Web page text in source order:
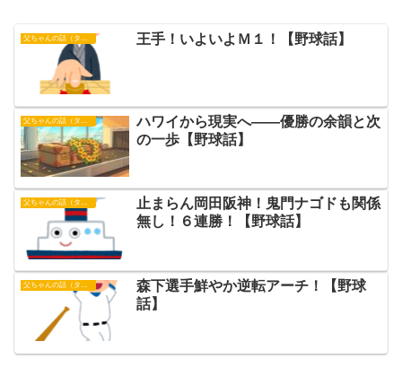
父ちゃんの話（タイガース） 王手！いよいよＭ１！【野球話】
ハワイから現実へ――優勝の余韻と次
の一歩【野球話】
父ちゃんの話（タイガース）
止まらん岡田阪神！鬼門ナゴドも関係
無し！６連勝！【野球話】
父ちゃんの話（タイガース）
森下選手鮮やか逆転アーチ！【野球
話】